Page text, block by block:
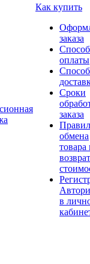
Как купить
заказа
оплаты
Сроки
заказа
обмена
товара
в